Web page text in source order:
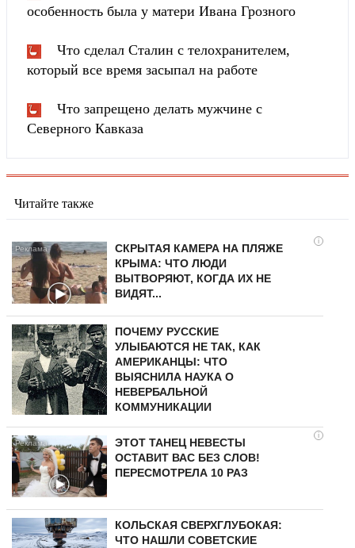
особенность была у матери Ивана Грозного
Что сделал Сталин с телохранителем,
который все время засыпал на работе
Что запрещено делать мужчине с
Северного Кавказа
Читайте также
i
СКРЫТАЯ КАМЕРА НА ПЛЯЖЕ
КРЫМА: ЧТО ЛЮДИ
ВЫТВОРЯЮТ, КОГДА ИХ НЕ
ВИДЯТ...
ПОЧЕМУ РУССКИЕ
УЛЫБАЮТСЯ НЕ ТАК, КАК
АМЕРИКАНЦЫ: ЧТО
ВЫЯСНИЛА НАУКА О
НЕВЕРБАЛЬНОЙ
КОММУНИКАЦИИ
i
ЭТОТ ТАНЕЦ НЕВЕСТЫ
ОСТАВИТ ВАС БЕЗ СЛОВ!
ПЕРЕСМОТРЕЛА 10 РАЗ
КОЛЬСКАЯ СВЕРХГЛУБОКАЯ:
ЧТО НАШЛИ СОВЕТСКИЕ